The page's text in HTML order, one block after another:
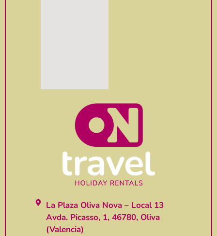
La Plaza Oliva Nova – Local 13
Avda. Picasso, 1, 46780, Oliva
(Valencia)